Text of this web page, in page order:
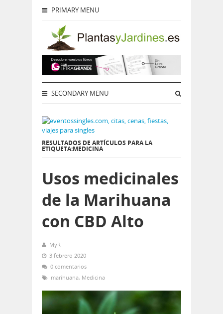
PRIMARY MENU
SECONDARY MENU
RESULTADOS DE ARTÍCULOS PARA LA
ETIQUETA:MEDICINA
Usos medicinales
de la Marihuana
con CBD Alto
MyR
3 febrero 2020
0 comentarios
marihuana, Medicina